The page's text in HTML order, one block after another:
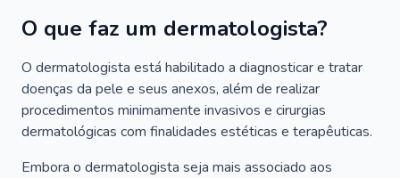
O que faz um dermatologista?
O dermatologista está habilitado a diagnosticar e tratar
doenças da pele e seus anexos, além de realizar
procedimentos minimamente invasivos e cirurgias
dermatológicas com finalidades estéticas e terapêuticas.
Embora o dermatologista seja mais associado aos